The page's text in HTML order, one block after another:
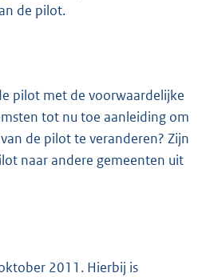
de pilot.
pilot met de voorwaardelijke
tot nu toe aanleiding om
de pilot te veranderen? Zijn
naar andere gemeenten uit
2011. Hierbij is